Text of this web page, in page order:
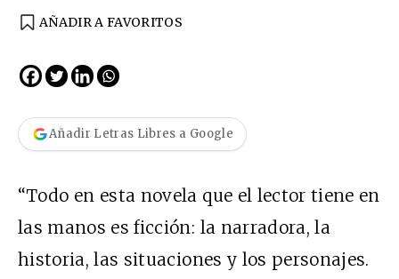
AÑADIR A FAVORITOS
Añadir Letras Libres a Google
“Todo en esta novela que el lector tiene en
las manos es ficción: la narradora, la
historia, las situaciones y los personajes.